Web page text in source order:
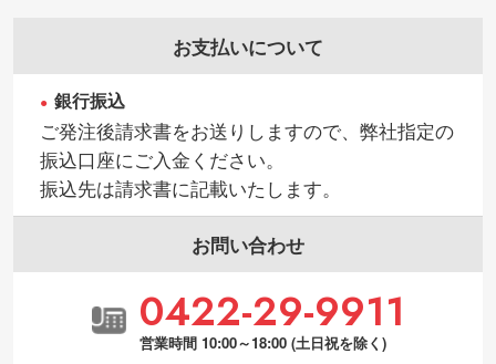
お支払いについて
銀行振込
ご発注後請求書をお送りしますので、弊社指定の
振込口座にご入金ください。
振込先は請求書に記載いたします。
お問い合わせ
0422-29-9911
営業時間 10:00～18:00 (土日祝を除く)